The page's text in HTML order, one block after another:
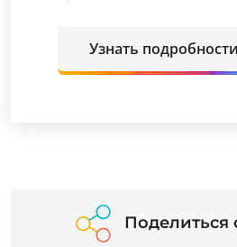
Узнать подробности
Поделиться